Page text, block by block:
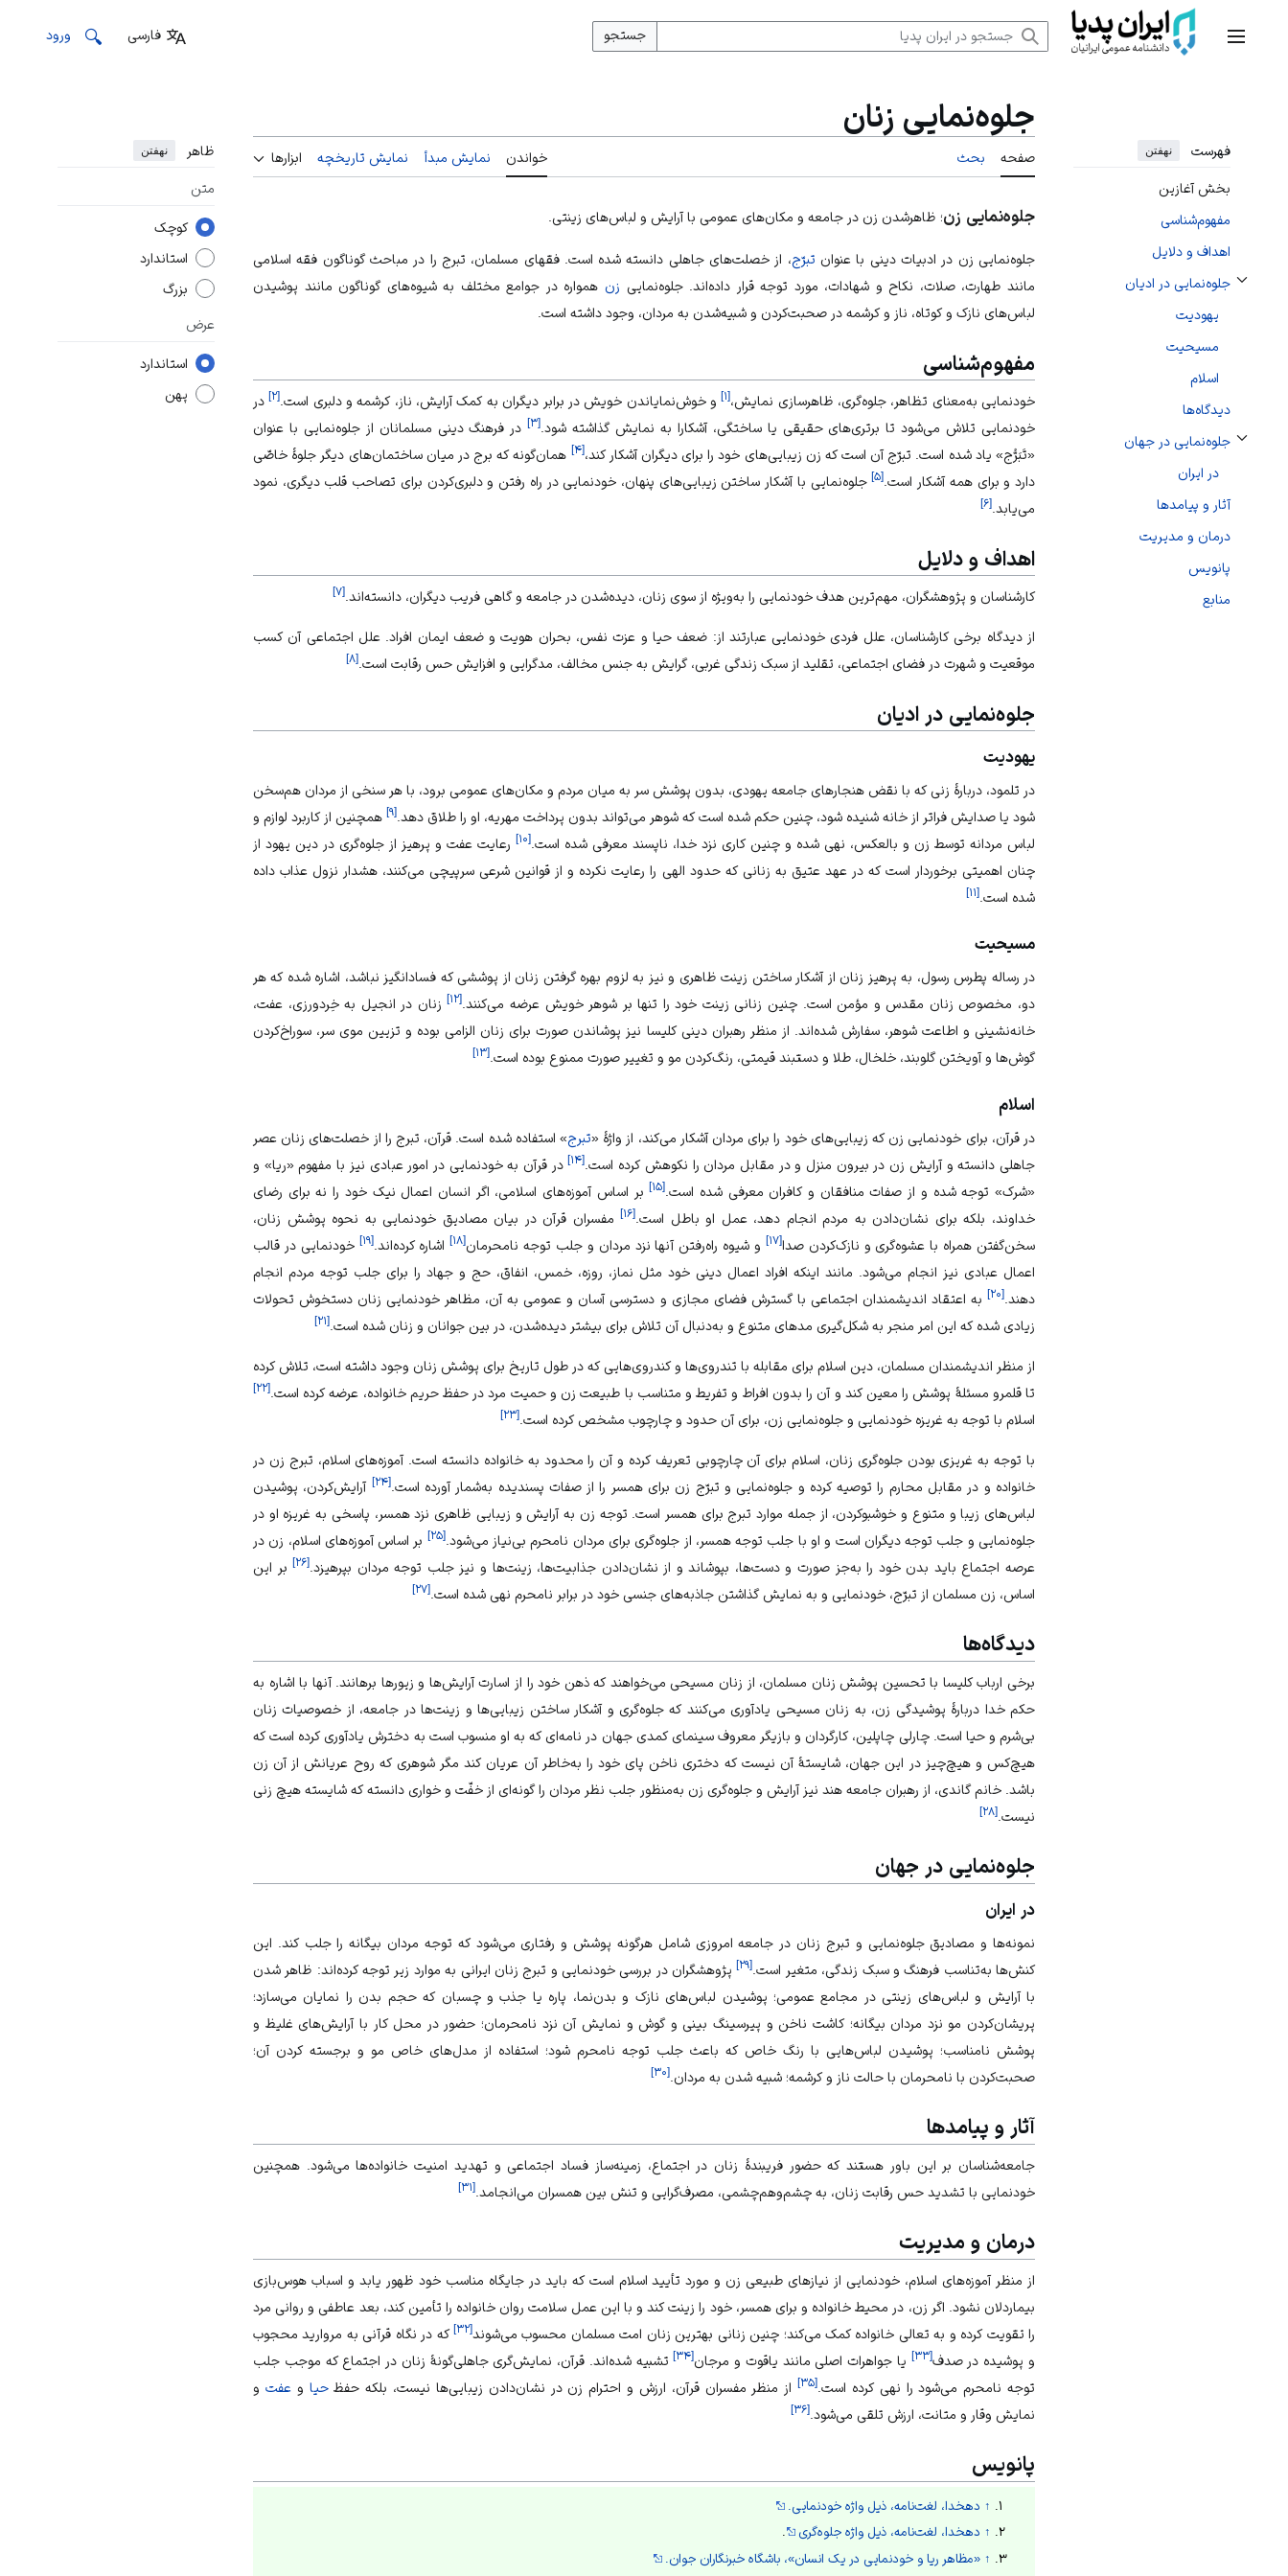
منوی اصلی
جستجو فارسی ورود
فهرست نهفتن
بخش آغازین
مفهوم‌شناسی
اهداف و دلایل
جلوه‌نمایی در ادیان
تغییر وضعیت زیربخش‌های جلوه‌نمایی در ادیان
یهودیت
مسیحیت
اسلام
دیدگاه‌ها
جلوه‌نمایی در جهان
تغییر وضعیت زیربخش‌های جلوه‌نمایی در جهان
در ایران
آثار و پیامدها
درمان و مدیریت
پانویس
منابع
جلوه‌نمایی زنان
صفحه بحث خواندن نمایش مبدأ نمایش تاریخچه ابزارها ظاهر نهفتن
متن
کوچک
استاندارد
بزرگ
عرض
استاندارد
پهن
جلوه‌نمایی زن؛ ظاهرشدن زن در جامعه و مکان‌های عمومی با آرایش و لباس‌های زینتی.
جلوه‌نمایی زن در ادبیات دینی با عنوان تبرّج، از خصلت‌های جاهلی دانسته شده است. فقهای مسلمان، تبرج را در مباحث گوناگون فقه اسلامی
مانند طهارت، صلات، نکاح و شهادات، مورد توجه قرار داده‌اند. جلوه‌نمایی زن همواره در جوامع مختلف به شیوه‌های گوناگون مانند پوشیدن
لباس‌های نازک و کوتاه، ناز و کرشمه در صحبت‌کردن و شبیه‌شدن به مردان، وجود داشته است.
مفهوم‌شناسی
خودنمایی به‌معنای تظاهر، جلوه‌گری، ظاهرسازی نمایش،[۱]و خوش‌نمایاندن خویش در برابر دیگران به کمک آرایش، ناز، کرشمه و دلبری است.[۲]در
خودنمایی تلاش می‌شود تا برتری‌های حقیقی یا ساختگی، آشکارا به نمایش گذاشته شود.[۳]در فرهنگ دینی مسلمانان از جلوه‌نمایی با عنوان
«تَبَرُّج» یاد شده است. تبرّج آن است که زن زیبایی‌های خود را برای دیگران آشکار کند،[۴] همان‌گونه که برج در میان ساختمان‌های دیگر جلوهٔ خاصّی
دارد و برای همه آشکار است.[۵]جلوه‌نمایی با آشکار ساختن زیبایی‌های پنهان، خودنمایی در راه رفتن و دلبری‌کردن برای تصاحب قلب دیگری، نمود
می‌یابد.[۶]
اهداف و دلایل
کارشناسان و پژوهشگران، مهم‌ترین هدف خودنمایی را به‌ویژه از سوی زنان، دیده‌شدن در جامعه و گاهی فریب دیگران، دانسته‌اند.[۷]
از دیدگاه برخی کارشناسان، علل فردی خودنمایی عبارتند از: ضعف حیا و عزت نفس، بحران هویت و ضعف ایمان افراد. علل اجتماعی آن کسب
موقعیت و شهرت در فضای اجتماعی، تقلید از سبک زندگی غربی، گرایش به جنس مخالف، مدگرایی و افزایش حس رقابت است.[۸]
جلوه‌نمایی در ادیان
یهودیت
در تلمود، دربارهٔ زنی که با نقض هنجارهای جامعه یهودی، بدون پوشش سر به میان مردم و مکان‌های عمومی برود، با هر سنخی از مردان هم‌سخن
شود یا صدایش فراتر از خانه شنیده شود، چنین حکم شده است که شوهر می‌تواند بدون پرداخت مهریه، او را طلاق دهد. [۹] همچنین از کاربرد لوازم و
لباس مردانه توسط زن و بالعکس، نهی شده و چنین کاری نزد خدا، ناپسند معرفی شده است. [۱۰] رعایت عفت و پرهیز از جلوه‌گری در دین یهود از
چنان اهمیتی برخوردار است که در عهد عتیق به زنانی که حدود الهی را رعایت نکرده و از قوانین شرعی سرپیچی می‌کنند، هشدار نزول عذاب داده
شده است. [۱۱]
مسیحیت
در رساله پطرس رسول، به پرهیز زنان از آشکار ساختن زینت ظاهری و نیز به لزوم بهره گرفتن زنان از پوششی که فسادانگیز نباشد، اشاره شده که هر
دو، مخصوص زنان مقدس و مؤمن است. چنین زنانی زینت خود را تنها بر شوهر خویش عرضه می‌کنند.[۱۲]زنان در انجیل به خِردورزی، عفت،
خانه‌نشینی و اطاعت شوهر، سفارش شده‌اند. از منظر رهبران دینی کلیسا نیز پوشاندن صورت برای زنان الزامی بوده و تزیین موی سر، سوراخ‌کردن
گوش‌ها و آویختن گلوبند، خلخال، طلا و دستبند قیمتی، رنگ‌کردن مو و تغییر صورت ممنوع بوده است.[۱۳]
اسلام
در قرآن، برای خودنمایی زن که زیبایی‌های خود را برای مردان آشکار می‌کند، از واژهٔ «تبرج» استفاده شده است. قرآن، تبرج را از خصلت‌های زنان عصر
جاهلی دانسته و آرایش زن در بیرون منزل و در مقابل مردان را نکوهش کرده است. [۱۴]در قرآن به خودنمایی در امور عبادی نیز با مفهوم «ریا» و
«شرک» توجه شده و از صفات منافقان و کافران معرفی شده است. [۱۵]بر اساس آموزه‌های اسلامی، اگر انسان اعمال نیک خود را نه برای رضای
خداوند، بلکه برای نشان‌دادن به مردم انجام دهد، عمل او باطل است. [۱۶]مفسران قرآن در بیان مصادیق خودنمایی به نحوه پوشش زنان،
سخن‌گفتن همراه با عشوه‌گری و نازک‌کردن صدا[۱۷] و شیوه راه‌رفتن آنها نزد مردان و جلب توجه نامحرمان[۱۸]اشاره کرده‌اند.[۱۹] خودنمایی در قالب
اعمال عبادی نیز انجام می‌شود. مانند اینکه افراد اعمال دینی خود مثل نماز، روزه، خمس، انفاق، حج و جهاد را برای جلب توجه مردم انجام
دهند. [۲۰] به اعتقاد اندیشمندان اجتماعی با گسترش فضای مجازی و دسترسی آسان و عمومی به آن، مظاهر خودنمایی زنان دستخوش تحولات
زیادی شده که این امر منجر به شکل‌گیری مدهای متنوع و به‌دنبال آن تلاش برای بیشتر دیده‌شدن، در بین جوانان و زنان شده است. [۲۱]
از منظر اندیشمندان مسلمان، دین اسلام برای مقابله با تندروی‌ها و کندروی‌هایی که در طول تاریخ برای پوشش زنان وجود داشته است، تلاش کرده
تا قلمرو مسئلهٔ پوشش را معین کند و آن را بدون افراط و تفریط و متناسب با طبیعت زن و حمیت مرد در حفظ حریم خانواده، عرضه کرده است. [۲۲]
اسلام با توجه به غریزه خودنمایی و جلوه‌نمایی زن، برای آن حدود و چارچوب مشخص کرده است. [۲۳]
با توجه به غریزی بودن جلوه‌گری زنان، اسلام برای آن چارچوبی تعریف کرده و آن را محدود به خانواده دانسته است. آموزه‌های اسلام، تبرج زن در
خانواده و در مقابل محارم را توصیه کرده و جلوه‌نمایی و تبرّج زن برای همسر را از صفات پسندیده به‌شمار آورده است.[۲۴] آرایش‌کردن، پوشیدن
لباس‌های زیبا و متنوع و خوشبوکردن، از جمله موارد تبرج برای همسر است. توجه زن به آرایش و زیبایی ظاهری نزد همسر، پاسخی به غریزه او در
جلوه‌نمایی و جلب توجه دیگران است و او با جلب توجه همسر، از جلوه‌گری برای مردان نامحرم بی‌نیاز می‌شود.[۲۵] بر اساس آموزه‌های اسلام، زن در
عرصه اجتماع باید بدن خود را به‌جز صورت و دست‌ها، بپوشاند و از نشان‌دادن جذابیت‌ها، زینت‌ها و نیز جلب توجه مردان بپرهیزد. [۲۶]بر این
اساس، زن مسلمان از تبرّج، خودنمایی و به نمایش گذاشتن جاذبه‌های جنسی خود در برابر نامحرم نهی شده است. [۲۷]
دیدگاه‌ها
برخی ارباب کلیسا با تحسین پوشش زنان مسلمان، از زنان مسیحی می‌خواهند که ذهن خود را از اسارت آرایش‌ها و زیورها برهانند. آنها با اشاره به
حکم خدا دربارهٔ پوشیدگی زن، به زنان مسیحی یادآوری می‌کنند که جلوه‌گری و آشکار ساختن زیبایی‌ها و زینت‌ها در جامعه، از خصوصیات زنان
بی‌شرم و حیا است. چارلی چاپلین، کارگردان و بازیگر معروف سینمای کمدی جهان در نامه‌ای که به او منسوب است به دخترش یادآوری کرده است که
هیچ‌کس و هیچ‌چیز در این جهان، شایستهٔ آن نیست که دختری ناخن پای خود را به‌خاطر آن عریان کند مگر شوهری که روح عریانش از آن زن
باشد. خانم گاندی، از رهبران جامعه هند نیز آرایش و جلوه‌گری زن به‌منظور جلب نظر مردان را گونه‌ای از خفّت و خواری دانسته که شایسته هیچ زنی
نیست. [۲۸]
جلوه‌نمایی در جهان
در ایران
نمونه‌ها و مصادیق جلوه‌نمایی و تبرج زنان در جامعه امروزی شامل هرگونه پوشش و رفتاری می‌شود که توجه مردان بیگانه را جلب کند. این
کنش‌ها به‌تناسب فرهنگ و سبک زندگی، متغیر است. [۲۹]پژوهشگران در بررسی خودنمایی و تبرج زنان ایرانی به موارد زیر توجه کرده‌اند: ظاهر شدن
با آرایش و لباس‌های زینتی در مجامع عمومی؛ پوشیدن لباس‌های نازک و بدن‌نما، پاره یا جذب و چسبان که حجم بدن را نمایان می‌سازد؛
پریشان‌کردن مو نزد مردان بیگانه؛ کاشت ناخن و پیرسینگ بینی و گوش و نمایش آن نزد نامحرمان؛ حضور در محل کار با آرایش‌های غلیظ و
پوشش نامناسب؛ پوشیدن لباس‌هایی با رنگ خاص که باعث جلب توجه نامحرم شود؛ استفاده از مدل‌های خاص مو و برجسته کردن آن؛
صحبت‌کردن با نامحرمان با حالت ناز و کرشمه؛ شبیه شدن به مردان. [۳۰]
آثار و پیامدها
جامعه‌شناسان بر این باور هستند که حضور فریبندهٔ زنان در اجتماع، زمینه‌ساز فساد اجتماعی و تهدید امنیت خانواده‌ها می‌شود. همچنین
خودنمایی با تشدید حس رقابت زنان، به چشم‌وهم‌چشمی، مصرف‌گرایی و تنش بین همسران می‌انجامد. [۳۱]
درمان و مدیریت
از منظر آموزه‌های اسلام، خودنمایی از نیازهای طبیعی زن و مورد تأیید اسلام است که باید در جایگاه مناسب خود ظهور یابد و اسباب هوس‌بازی
بیماردلان نشود. اگر زن، در محیط خانواده و برای همسر، خود را زینت کند و با این عمل سلامت روان خانواده را تأمین کند، بعد عاطفی و روانی مرد
را تقویت کرده و به تعالی خانواده کمک می‌کند؛ چنین زنانی بهترین زنان امت مسلمان محسوب می‌شوند[۳۲]که در نگاه قرآنی به مروارید محجوب
و پوشیده در صدف[۳۳] یا جواهرات اصلی مانند یاقوت و مرجان[۳۴]تشبیه شده‌اند. قرآن، نمایش‌گری جاهلی‌گونهٔ زنان در اجتماع که موجب جلب
توجه نامحرم می‌شود را نهی کرده است. [۳۵]از منظر مفسران قرآن، ارزش و احترام زن در نشان‌دادن زیبایی‌ها نیست، بلکه حفظحیا وعفت و
نمایش وقار و متانت، ارزش تلقی می‌شود. [۳۶]
پانویس
↑ دهخدا، لغت‌نامه، ذیل واژه خودنمایی.
↑ دهخدا، لغت‌نامه، ذیل واژه جلوه‌گری
.
↑ «مظاهر ریا و خودنمایی در یک انسان»، باشگاه خبرنگاران جوان.